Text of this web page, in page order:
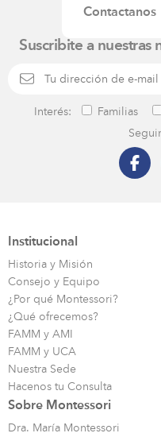
Contactanos
Suscribite a nuestras
Interés: Familias
Institucional
Historia y Misión
Consejo y Equipo
¿Por qué Montessori?
¿Qué ofrecemos?
FAMM y AMI
FAMM y UCA
Nuestra Sede
Hacenos tu Consulta
Sobre Montessori
Dra. María Montessori